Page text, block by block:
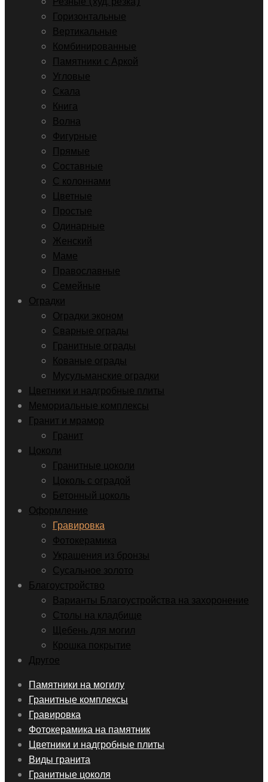
Горизонтальные
Вертикальные
Комбинированные
Памятники с Аркой
Угловые
Скала
Книга
Волна
Фигурные
Прямые
Составные
С колоннами
Цветные
Простые
Одинарные
Женский
Маме
Православные
Семейные
Оградки
Оградки эконом
Сварные ограды
Гранитные ограды
Кованые ограды
Мусульманские оградки
Цветники и надгробные плиты
Мемориальные комплексы
Гранит и мрамор
Гранит
Цоколи
Гранитные цоколи
Цоколь с оградой
Бетонный цоколь
Оформление
Гравировка
Фотокерамика
Украшения из бронзы
Сусальное золото
Благоустройство
Варианты Благоустройства на захоронение
Столы на кладбище
Щебень для могил
Крошка покрытие
Другое
Skip
content
Памятники на могилу
Гранитные комплексы
Гравировка
Фотокерамика на памятник
Цветники и надгробные плиты
Виды гранита
Гранитные цоколя